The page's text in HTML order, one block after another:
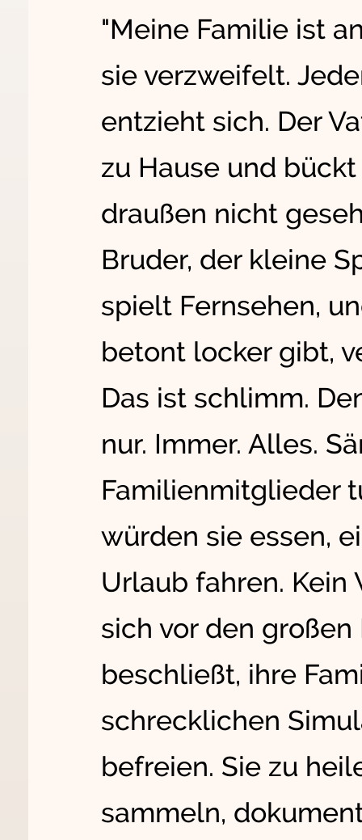
"Meine Familie ist
sie verzweifelt.
entzieht sich. Der
zu Hause und
draußen nicht
Bruder, der kleine
spielt Fernsehen,
betont locker gibt,
Das ist schlimm.
nur. Immer. Alles.
Familienmitglieder
würden sie essen,
Urlaub fahren. Kein
sich vor den
beschließt, ihre
schrecklichen
befreien. Sie zu
sammeln,